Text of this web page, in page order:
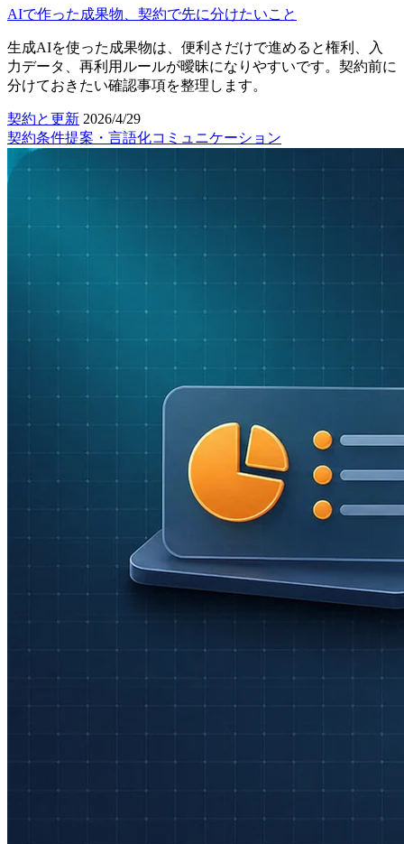
AIで作った成果物、契約で先に分けたいこと
生成AIを使った成果物は、便利さだけで進めると権利、入
力データ、再利用ルールが曖昧になりやすいです。契約前に
分けておきたい確認事項を整理します。
契約と更新 2026/4/29
契約条件提案・言語化コミュニケーション